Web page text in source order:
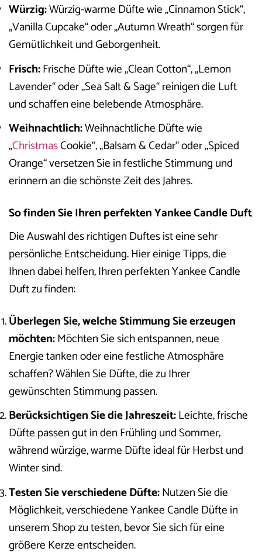
Würzig:Würzig-warme Düfte wie „Cinnamon Stick“,
„Vanilla Cupcake“ oder „Autumn Wreath“ sorgen für
Gemütlichkeit und Geborgenheit.
Frisch:Frische Düfte wie „Clean Cotton“, „Lemon
Lavender“ oder „Sea Salt & Sage“ reinigen die Luft
und schaffen eine belebende Atmosphäre.
Weihnachtlich:Weihnachtliche Düfte wie
„ChristmasCookie“, „Balsam & Cedar“ oder „Spiced
Orange“ versetzen Sie in festliche Stimmung und
erinnern an die schönste Zeit des Jahres.
So finden Sie Ihren perfekten Yankee Candle Duft
Die Auswahl des richtigen Duftes ist eine sehr
persönliche Entscheidung. Hier einige Tipps, die
Ihnen dabei helfen, Ihren perfekten Yankee Candle
Duft zu finden:
Überlegen Sie, welche Stimmung Sie erzeugen
möchten:Möchten Sie sich entspannen, neue
Energie tanken oder eine festliche Atmosphäre
schaffen? Wählen Sie Düfte, die zu Ihrer
gewünschten Stimmung passen.
Berücksichtigen Sie die Jahreszeit:Leichte, frische
Düfte passen gut in den Frühling und Sommer,
während würzige, warme Düfte ideal für Herbst und
Winter sind.
Testen Sie verschiedene Düfte:Nutzen Sie die
Möglichkeit, verschiedene Yankee Candle Düfte in
unserem Shop zu testen, bevor Sie sich für eine
größere Kerze entscheiden.